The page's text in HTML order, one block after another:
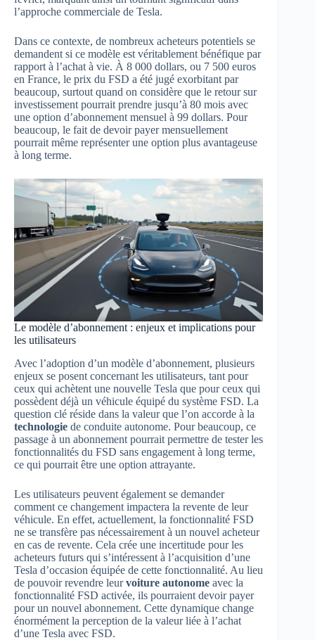
l’approche commerciale de Tesla.
Dans ce contexte, de nombreux acheteurs potentiels se
demandent si ce modèle est véritablement bénéfique par
rapport à l’achat à vie. À 8 000 dollars, ou 7 500 euros
en France, le prix du FSD a été jugé exorbitant par
beaucoup, surtout quand on considère que le retour sur
investissement pourrait prendre jusqu’à 80 mois avec
une option d’abonnement mensuel à 99 dollars. Pour
beaucoup, le fait de devoir payer mensuellement
pourrait même représenter une option plus avantageuse
à long terme.
Le modèle d’abonnement : enjeux et implications pour
les utilisateurs
Avec l’adoption d’un modèle d’abonnement, plusieurs
enjeux se posent concernant les utilisateurs, tant pour
ceux qui achètent une nouvelle Tesla que pour ceux qui
possèdent déjà un véhicule équipé du système FSD. La
question clé réside dans la valeur que l’on accorde à la
technologie de conduite autonome. Pour beaucoup, ce
passage à un abonnement pourrait permettre de tester les
fonctionnalités du FSD sans engagement à long terme,
ce qui pourrait être une option attrayante.
Les utilisateurs peuvent également se demander
comment ce changement impactera la revente de leur
véhicule. En effet, actuellement, la fonctionnalité FSD
ne se transfère pas nécessairement à un nouvel acheteur
en cas de revente. Cela crée une incertitude pour les
acheteurs futurs qui s’intéressent à l’acquisition d’une
Tesla d’occasion équipée de cette fonctionnalité. Au lieu
de pouvoir revendre leurvoiture autonome avec la
fonctionnalité FSD activée, ils pourraient devoir payer
pour un nouvel abonnement. Cette dynamique change
énormément la perception de la valeur liée à l’achat
d’une Tesla avec FSD.